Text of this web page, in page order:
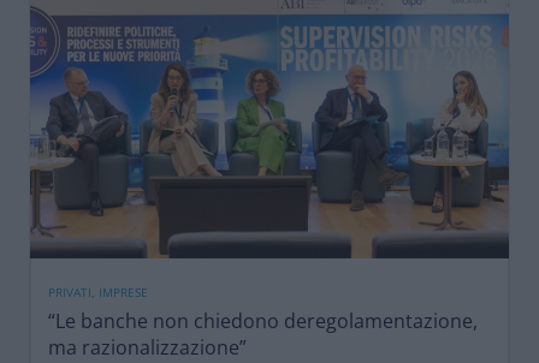
PRIVATI, IMPRESE
“Le banche non chiedono deregolamentazione,
ma razionalizzazione”